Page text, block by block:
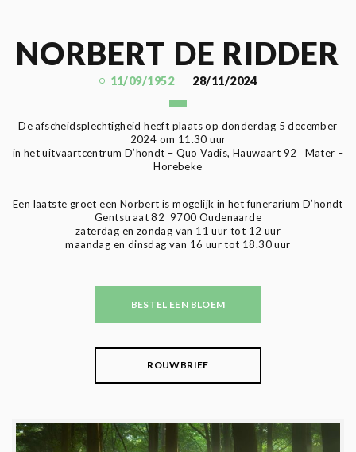
NORBERT DE RIDDER
11/09/1952 28/11/2024
De afscheidsplechtigheid heeft plaats op donderdag 5 december
2024 om 11.30 uur
in het uitvaartcentrum D’hondt – Quo Vadis, Hauwaart 92 Mater –
Horebeke
Een laatste groet een Norbert is mogelijk in het funerarium D’hondt
Gentstraat 82 9700 Oudenaarde
zaterdag en zondag van 11 uur tot 12 uur
maandag en dinsdag van 16 uur tot 18.30 uur
BESTEL EEN BLOEM
ROUWBRIEF